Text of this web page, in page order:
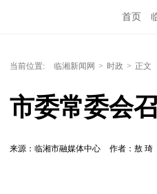
首页
当前位置: 临湘新闻网 > 时政 > 正文
市委常委会
来源：临湘市融媒体中心 作者：敖 琦